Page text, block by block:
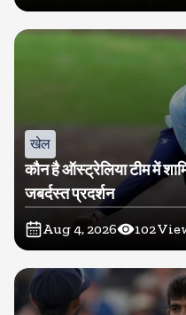
खेल
कौन है ऑस्ट्रेलिया टीम में
जबर्दस्त प्रदर्शन
Aug 4, 2026 102